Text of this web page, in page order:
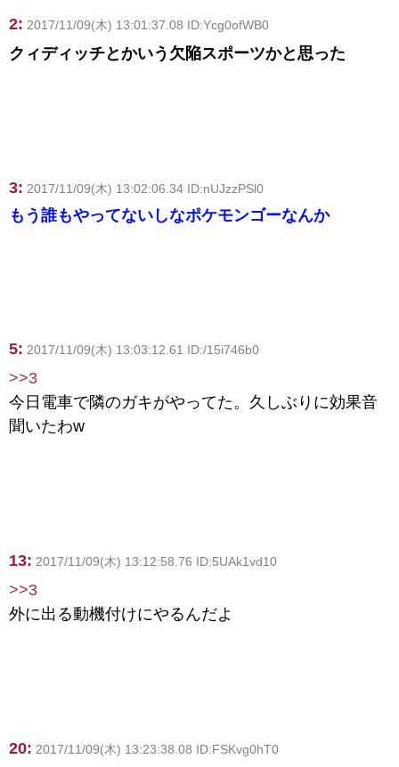
2: 2017/11/09(木) 13:01:37.08 ID:Ycg0ofWB0
クィディッチとかいう欠陥スポーツかと思った
3: 2017/11/09(木) 13:02:06.34 ID:nUJzzPSl0
もう誰もやってないしなポケモンゴーなんか
5: 2017/11/09(木) 13:03:12.61 ID:/15i746b0
>>3
今日電車で隣のガキがやってた。久しぶりに効果音
聞いたわw
13: 2017/11/09(木) 13:12:58.76 ID:5UAk1vd10
>>3
外に出る動機付けにやるんだよ
20: 2017/11/09(木) 13:23:38.08 ID:FSKvg0hT0